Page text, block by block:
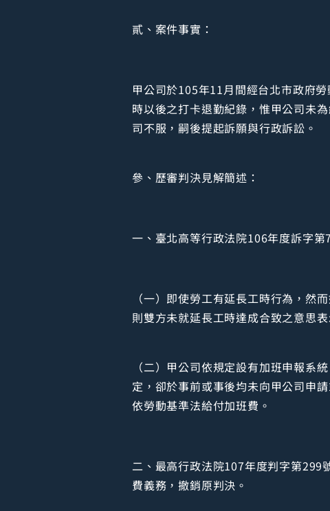
貳、案件事實：
甲公司於105年11月間經台北市政府
時以後之打卡退勤紀錄，惟甲公司未
司不服，嗣後提起訴願與行政訴訟。
參、歷審判決見解簡述：
一、臺北高等行政法院106年度訴字
（一）即使勞工有延長工時行為，然
則雙方未就延長工時達成合致之意思
（二）甲公司依規定設有加班申報系
定，卻於事前或事後均未向甲公司申
依勞動基準法給付加班費。
二、最高行政法院107年度判字第299
費義務，撤銷原判決。